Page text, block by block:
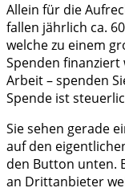
Allein für die
fallen jährlich ca.
welche zu einem
Spenden finanziert
Arbeit – spenden
Spende ist
Sie sehen gerade
auf den
den Button unten.
an Drittanbieter